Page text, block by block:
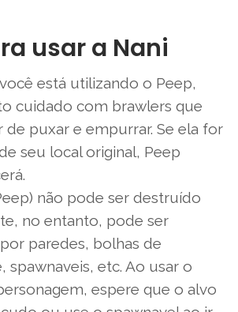
usar a Nani
está utilizando o Peep,
cuidado com brawlers que
puxar e empurrar. Se ela for
seu local original, Peep
não pode ser destruído
no entanto, pode ser
paredes, bolhas de
spawnaveis, etc. Ao usar o
espere que o alvo